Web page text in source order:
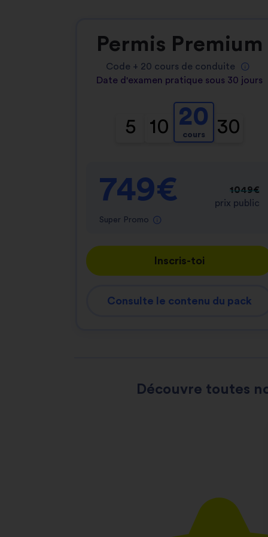
Permis Premium
Code + 20 cours de conduite
Date d'examen pratique sous 30 jours
5 10 20
cours 30
749€
Super Promo
1049€
prix public
Inscris-toi
Consulte le contenu du pack
Découvre toutes